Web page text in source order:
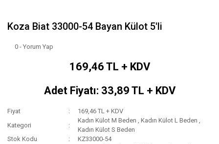
Koza Biat 33000-54 Bayan Külot 5'li
0 - Yorum Yap
169,46 TL + KDV
Adet Fiyatı: 33,89 TL + KDV
Fiyat
169,46 TL + KDV
Kategori
Kadın Külot M Beden ,Kadın Külot L Beden ,
Kadın Külot S Beden
Stok Kodu
KZ33000-54